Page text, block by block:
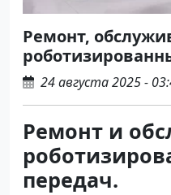
Ремонт,
Краснодаре и
24 августа 2025 -
Ремонт и
передач.